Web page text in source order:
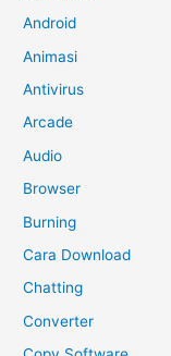
Android
Animasi
Antivirus
Arcade
Audio
Browser
Burning
Cara Download
Chatting
Converter